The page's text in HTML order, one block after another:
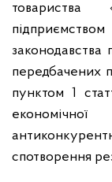
товариства
законодавства
передбачених
пунктом 1
спотворення